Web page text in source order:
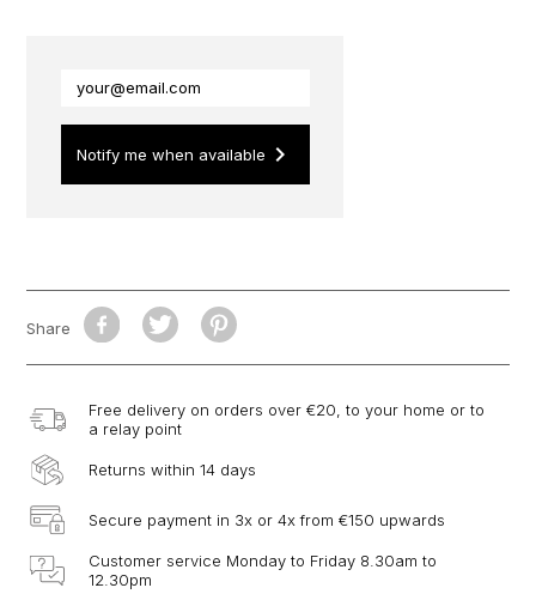
Notify me when available keyboard_arrow_right
Share
Free delivery on orders over €20, to your home or to
a relay point
Returns within 14 days
Secure payment in 3x or 4x from €150 upwards
Customer service Monday to Friday 8.30am to
12.30pm